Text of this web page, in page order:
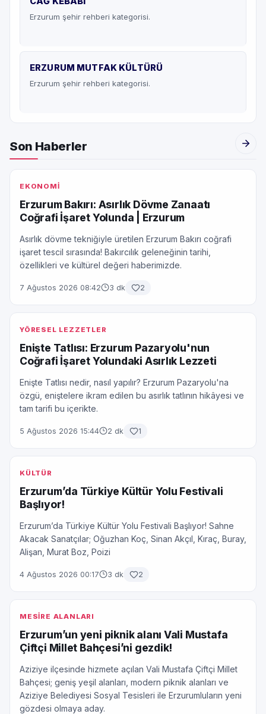
Erzurum şehir rehberi kategorisi.
ERZURUM MUTFAK KÜLTÜRÜ
Erzurum şehir rehberi kategorisi.
Son Haberler
EKONOMİ
Erzurum Bakırı: Asırlık Dövme Zanaatı
Coğrafi İşaret Yolunda | Erzurum
Asırlık dövme tekniğiyle üretilen Erzurum Bakırı coğrafi
işaret tescil sırasında! Bakırcılık geleneğinin tarihi,
özellikleri ve kültürel değeri haberimizde.
7 Ağustos 2026 08:42 3 dk 2
YÖRESEL LEZZETLER
Enişte Tatlısı: Erzurum Pazaryolu'nun
Coğrafi İşaret Yolundaki Asırlık Lezzeti
Enişte Tatlısı nedir, nasıl yapılır? Erzurum Pazaryolu'na
özgü, eniştelere ikram edilen bu asırlık tatlının hikâyesi ve
tam tarifi bu içerikte.
5 Ağustos 2026 15:44 2 dk 1
KÜLTÜR
Erzurum’da Türkiye Kültür Yolu Festivali
Başlıyor!
Erzurum’da Türkiye Kültür Yolu Festivali Başlıyor! Sahne
Akacak Sanatçılar; Oğuzhan Koç, Sinan Akçıl, Kıraç, Buray,
Alişan, Murat Boz, Poizi
4 Ağustos 2026 00:17 3 dk 2
MESİRE ALANLARI
Erzurum’un yeni piknik alanı Vali Mustafa
Çiftçi Millet Bahçesi’ni gezdik!
Aziziye ilçesinde hizmete açılan Vali Mustafa Çiftçi Millet
Bahçesi; geniş yeşil alanları, modern piknik alanları ve
Aziziye Belediyesi Sosyal Tesisleri ile Erzurumluların yeni
gözdesi olmaya aday.